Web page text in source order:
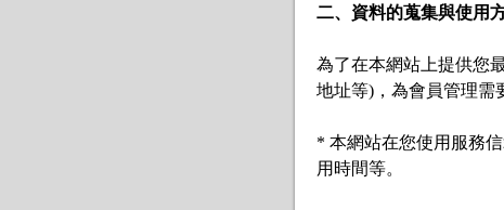
二、資料的蒐集與使用
為了在本網站上提供您
地址等)，為會員管理需
* 本網站在您使用服務
用時間等。